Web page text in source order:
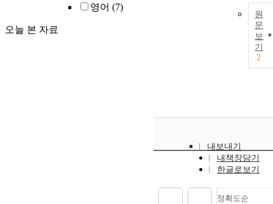
영어 (7)
오늘 본 자료
원
문
보
기
2
내보내기
내책장담기
한글로보기
정확도순